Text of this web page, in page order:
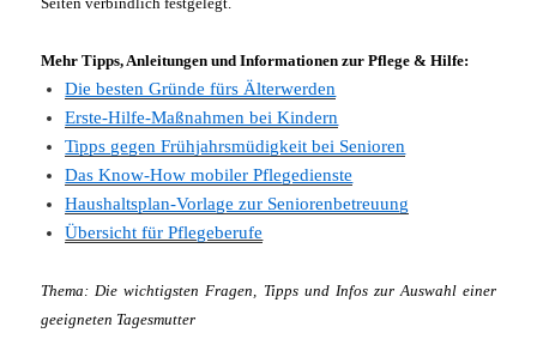
Mehr Tipps, Anleitungen und Informationen zur Pflege & Hilfe:
Die besten Gründe fürs Älterwerden
Erste-Hilfe-Maßnahmen bei Kindern
Tipps gegen Frühjahrsmüdigkeit bei Senioren
Das Know-How mobiler Pflegedienste
Haushaltsplan-Vorlage zur Seniorenbetreuung
Übersicht für Pflegeberufe
Thema:Die wichtigsten Fragen, Tipps und Infos zur Auswahl einer
geeigneten Tagesmutter